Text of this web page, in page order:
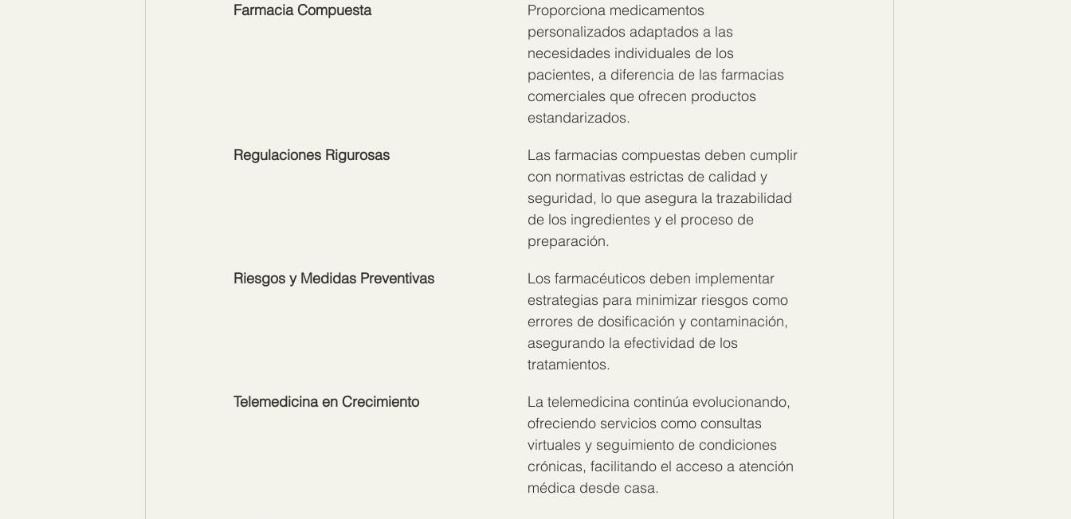
Farmacia Compuesta
Proporciona medicamentos
personalizados adaptados a las
necesidades individuales de los
pacientes, a diferencia de las farmacias
comerciales que ofrecen productos
estandarizados.
Regulaciones Rigurosas
Las farmacias compuestas deben cumplir
con normativas estrictas de calidad y
seguridad, lo que asegura la trazabilidad
de los ingredientes y el proceso de
preparación.
Riesgos y Medidas Preventivas
Los farmacéuticos deben implementar
estrategias para minimizar riesgos como
errores de dosificación y contaminación,
asegurando la efectividad de los
tratamientos.
Telemedicina en Crecimiento
La telemedicina continúa evolucionando,
ofreciendo servicios como consultas
virtuales y seguimiento de condiciones
crónicas, facilitando el acceso a atención
médica desde casa.